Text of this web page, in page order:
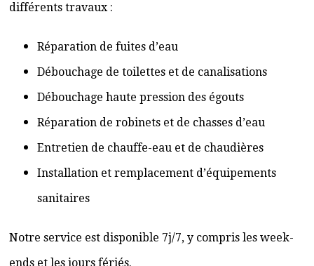
différents travaux :
Réparation de fuites d’eau
Débouchage de toilettes et de canalisations
Débouchage haute pression des égouts
Réparation de robinets et de chasses d’eau
Entretien de chauffe-eau et de chaudières
Installation et remplacement d’équipements
sanitaires
Notre service est disponible 7j/7, y compris les week-
ends et les jours fériés.